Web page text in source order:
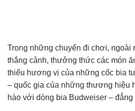
Trong những chuyến đi chơi, ngoài
thắng cảnh, thưởng thức các món
thiếu hương vị của những cốc bia
– quốc gia của những thương hiệu
hào với dòng bia Budweiser – đẳng